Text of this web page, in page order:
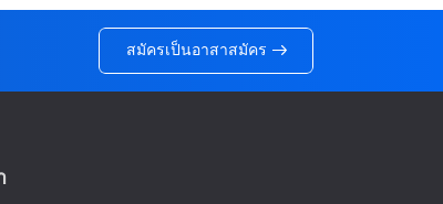
สมัครเป็นอาสาสมัคร